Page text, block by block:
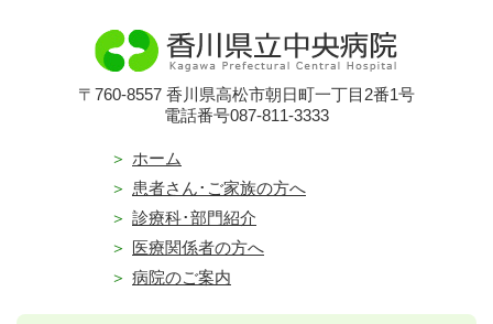
〒760-8557 香川県高松市朝日町一丁目2番1号
電話番号087-811-3333
ホーム
患者さん･ご家族の方へ
診療科･部門紹介
医療関係者の方へ
病院のご案内